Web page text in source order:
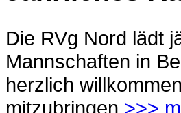
Die RVg Nord lädt
Mannschaften in
herzlich
mitzubringen >>>